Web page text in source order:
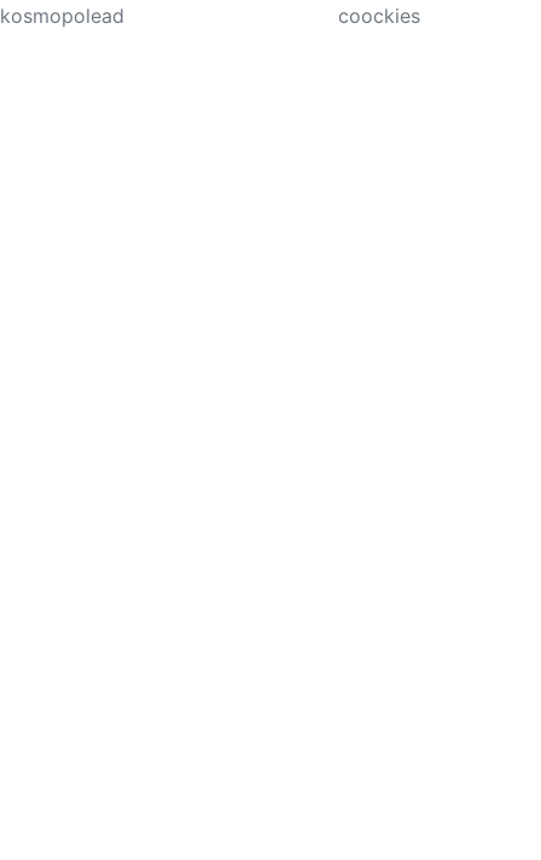
kosmopolead
coockies